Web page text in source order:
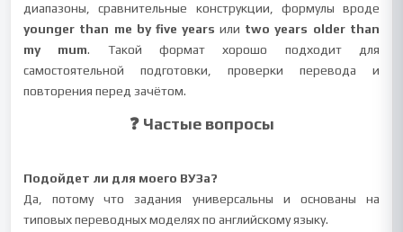
диапазоны, сравнительные конструкции, формулы вроде
younger than me by five years или two years older than
my mum. Такой формат хорошо подходит для
самостоятельной подготовки, проверки перевода и
повторения перед зачётом.
❓ Частые вопросы
Подойдет ли для моего ВУЗа?
Да, потому что задания универсальны и основаны на
типовых переводных моделях по английскому языку.